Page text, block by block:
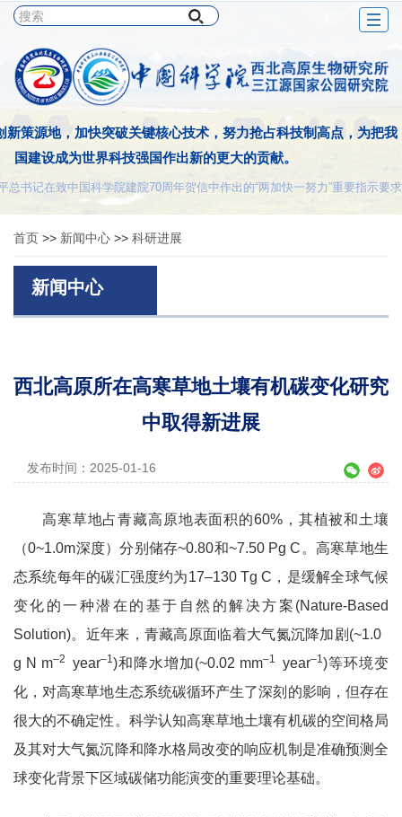
新策源地，加快突破关键核心技术，努力抢占科技制高点，为把我
国建设成为世界科技强国作出新的更大的贡献。
书记在致中国科学院建院70周年贺信中作出的“两加快一努力”重要指示要求
首页 >> 新闻中心 >> 科研进展
新闻中心
西北高原所在高寒草地土壤有机碳变化研究
中取得新进展
发布时间：2025-01-16
高寒草地占青藏高原地表面积的60%，其植被和土壤
（0~1.0m深度）分别储存~0.80和~7.50 Pg C。高寒草地生
态系统每年的碳汇强度约为17‒130 Tg C，是缓解全球气候
变化的一种潜在的基于自然的解决方案(Nature-Based
Solution)。近年来，青藏高原面临着大气氮沉降加剧(~1.0
g N m–2 year–1)和降水增加(~0.02 mm–1 year–1)等环境变
化，对高寒草地生态系统碳循环产生了深刻的影响，但存在
很大的不确定性。科学认知高寒草地土壤有机碳的空间格局
及其对大气氮沉降和降水格局改变的响应机制是准确预测全
球变化背景下区域碳储功能演变的重要理论基础。